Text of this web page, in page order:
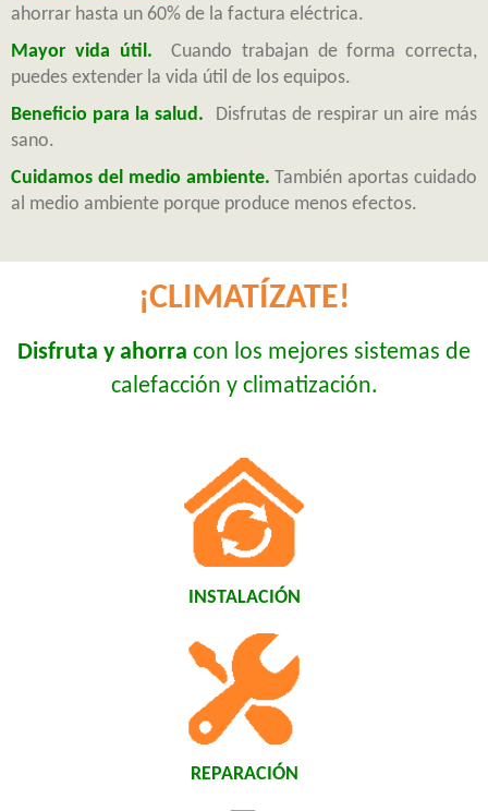
ahorrar hasta un 60% de la factura eléctrica.
Mayor vida útil.
Cuando trabajan de forma correcta,
puedes extender la vida útil de los equipos.
Beneficio para la salud.
Disfrutas de respirar un aire más
sano.
Cuidamos del medio ambiente. También aportas cuidado
al medio ambiente porque produce menos efectos.
¡CLIMATÍZATE!
Disfruta y ahorra con los mejores sistemas de
calefacción y climatización.
INSTALACIÓN
REPARACIÓN